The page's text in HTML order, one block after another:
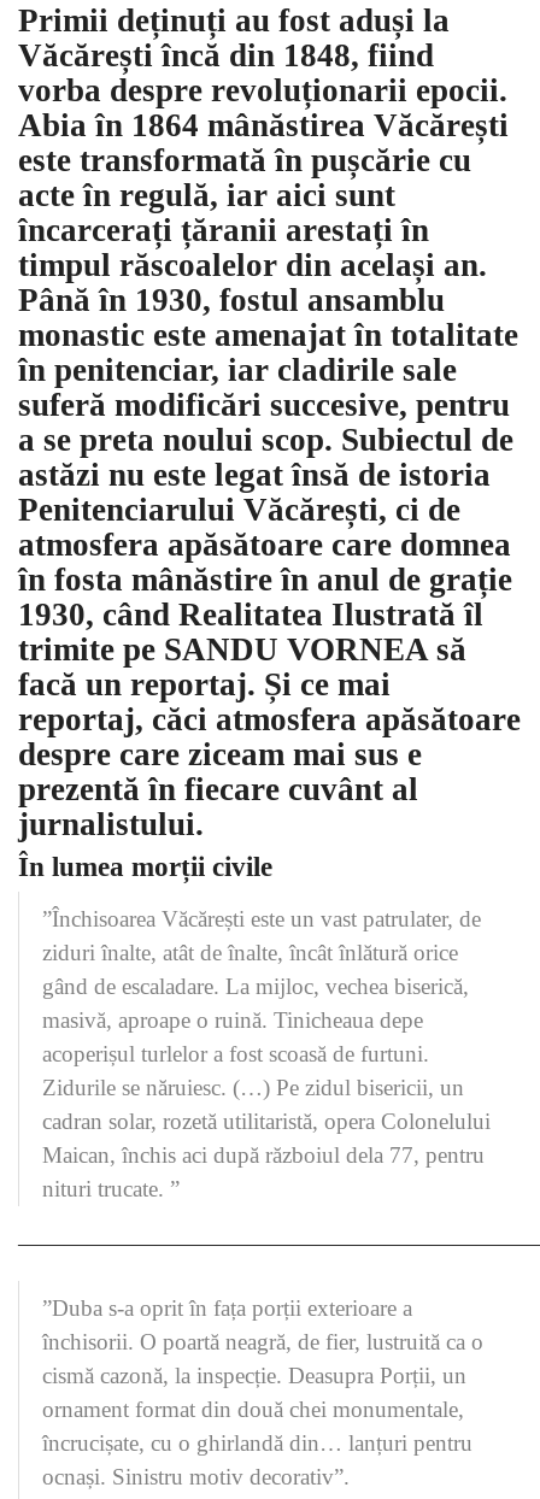
Primii deținuți au fost aduși la
Văcărești încă din 1848, fiind
vorba despre revoluționarii epocii.
Abia în 1864 mânăstirea Văcărești
este transformată în pușcărie cu
acte în regulă, iar aici sunt
încarcerați țăranii arestați în
timpul răscoalelor din același an.
Până în 1930, fostul ansamblu
monastic este amenajat în totalitate
în penitenciar, iar cladirile sale
suferă modificări succesive, pentru
a se preta noului scop. Subiectul de
astăzi nu este legat însă de istoria
Penitenciarului Văcărești, ci de
atmosfera apăsătoare care domnea
în fosta mânăstire în anul de grație
1930, când Realitatea Ilustrată îl
trimite pe SANDU VORNEA să
facă un reportaj. Și ce mai
reportaj, căci atmosfera apăsătoare
despre care ziceam mai sus e
prezentă în fiecare cuvânt al
jurnalistului.
În lumea morții civile
”Închisoarea Văcărești este un vast patrulater, de
ziduri înalte, atât de înalte, încât înlătură orice
gând de escaladare. La mijloc, vechea biserică,
masivă, aproape o ruină. Tinicheaua depe
acoperișul turlelor a fost scoasă de furtuni.
Zidurile se năruiesc. (…) Pe zidul bisericii, un
cadran solar, rozetă utilitaristă, opera Colonelului
Maican, închis aci după războiul dela 77, pentru
nituri trucate. ”
”Duba s-a oprit în fața porții exterioare a
închisorii. O poartă neagră, de fier, lustruită ca o
cismă cazonă, la inspecție. Deasupra Porții, un
ornament format din două chei monumentale,
încrucișate, cu o ghirlandă din… lanțuri pentru
ocnași. Sinistru motiv decorativ”.